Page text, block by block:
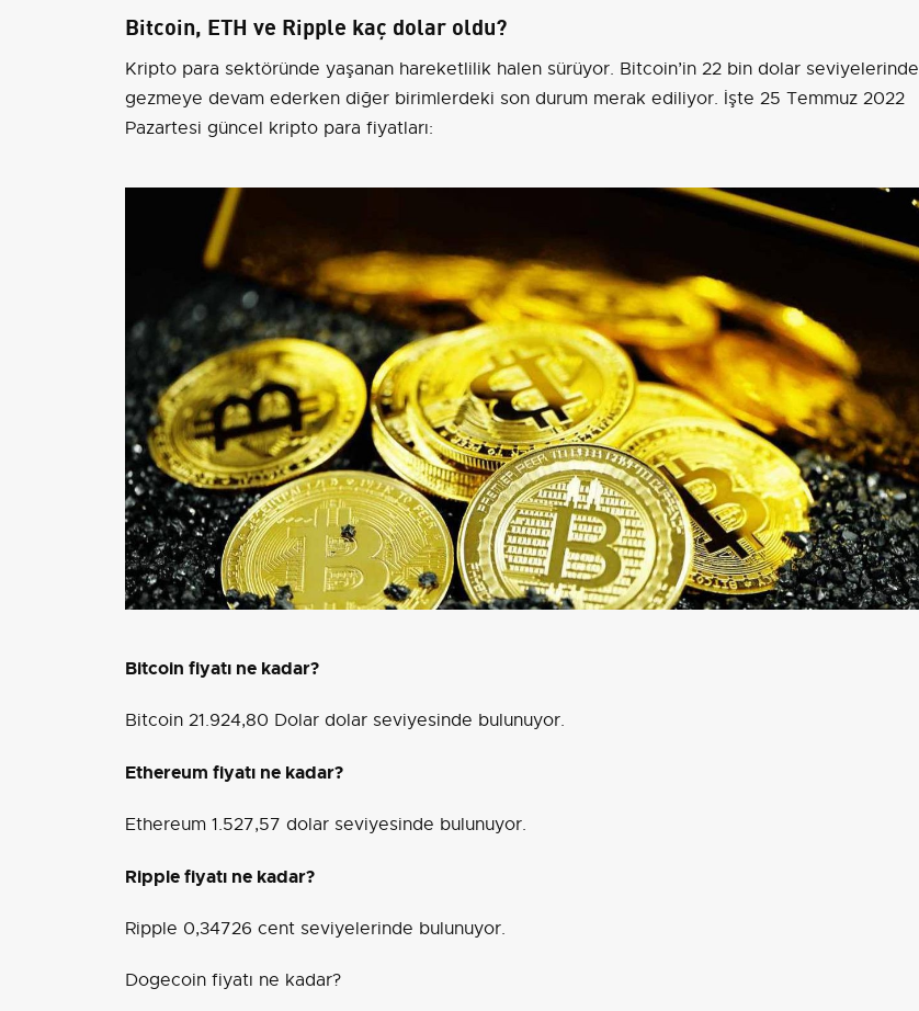
Bitcoin, ETH ve Ripple kaç dolar oldu?
Kripto para sektöründe yaşanan hareketlilik halen sürüyor. Bitcoin’in 22 bin dolar seviyelerinde
gezmeye devam ederken diğer birimlerdeki son durum merak ediliyor. İşte 25 Temmuz 2022
Pazartesi güncel kripto para fiyatları:
Bitcoin fiyatı ne kadar?
Bitcoin 21.924,80 Dolar dolar seviyesinde bulunuyor.
Ethereum fiyatı ne kadar?
Ethereum 1.527,57 dolar seviyesinde bulunuyor.
Ripple fiyatı ne kadar?
Ripple 0,34726 cent seviyelerinde bulunuyor.
Dogecoin fiyatı ne kadar?